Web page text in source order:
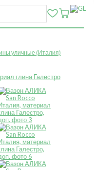
уличные (Италия)